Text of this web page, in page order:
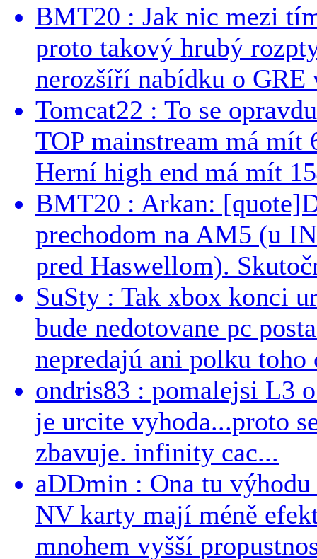
BMT20 : Jak nic mezi
proto takový hrubý
nerozšíří nabídku o GRE
Tomcat22 : To se
TOP mainstream má
Herní high end má mít
BMT20 : Arkan:
prechodom na AM5 (u
pred Haswellom).
SuSty : Tak xbox konci
bude nedotovane pc
nepredajú ani polku toho
ondris83 : pomalejsi L3
je urcite vyhoda...proto
zbavuje. infinity cac...
aDDmin : Ona tu
NV karty mají méně
mnohem vyšší